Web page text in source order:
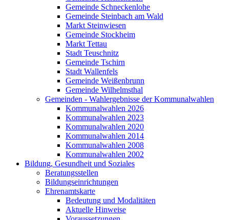
Gemeinde Schneckenlohe
Gemeinde Steinbach am Wald
Markt Steinwiesen
Gemeinde Stockheim
Markt Tettau
Stadt Teuschnitz
Gemeinde Tschirn
Stadt Wallenfels
Gemeinde Weißenbrunn
Gemeinde Wilhelmsthal
Gemeinden - Wahlergebnisse der Kommunalwahlen
Kommunalwahlen 2026
Kommunalwahlen 2023
Kommunalwahlen 2020
Kommunalwahlen 2014
Kommunalwahlen 2008
Kommunalwahlen 2002
Bildung, Gesundheit und Soziales
Beratungsstellen
Bildungseinrichtungen
Ehrenamtskarte
Bedeutung und Modalitäten
Aktuelle Hinweise